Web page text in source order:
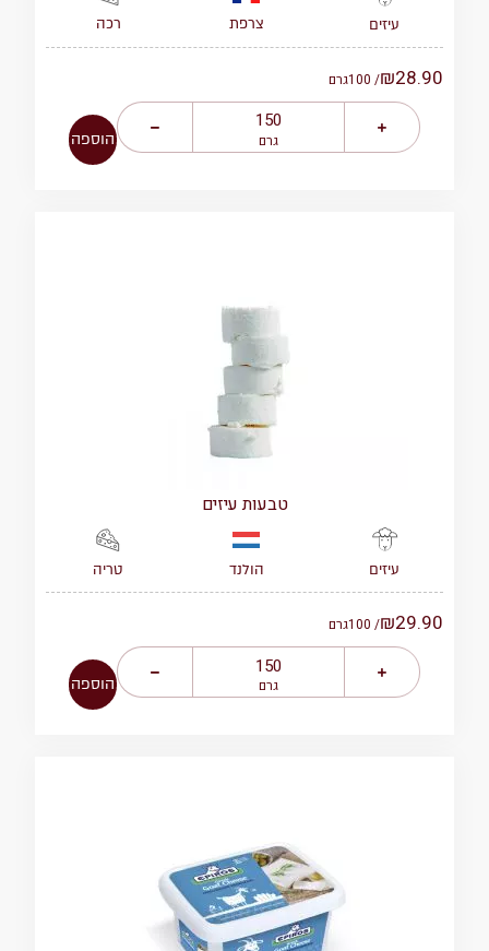
עיזים צרפת רכה
₪28.90
/ 100 גרם
גרם הוספה
טבעות עיזים
עיזים הולנד טריה
₪29.90
/ 100 גרם
גרם הוספה